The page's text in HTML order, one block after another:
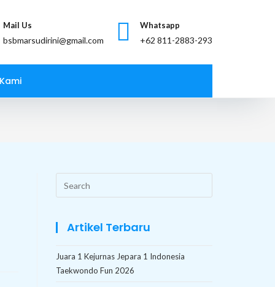
Mail Us
bsbmarsudirini@gmail.com
Whatsapp
this
Artikel Terbaru
Juara 1 Kejurnas Jepara 1 Indonesia
Taekwondo Fun 2026